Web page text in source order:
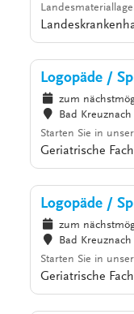
Logopäde /
zum
Bad Kreuznach
Starten Sie in
Geriatrische
Logopäde /
zum
Bad Kreuznach
Starten Sie in
Geriatrische